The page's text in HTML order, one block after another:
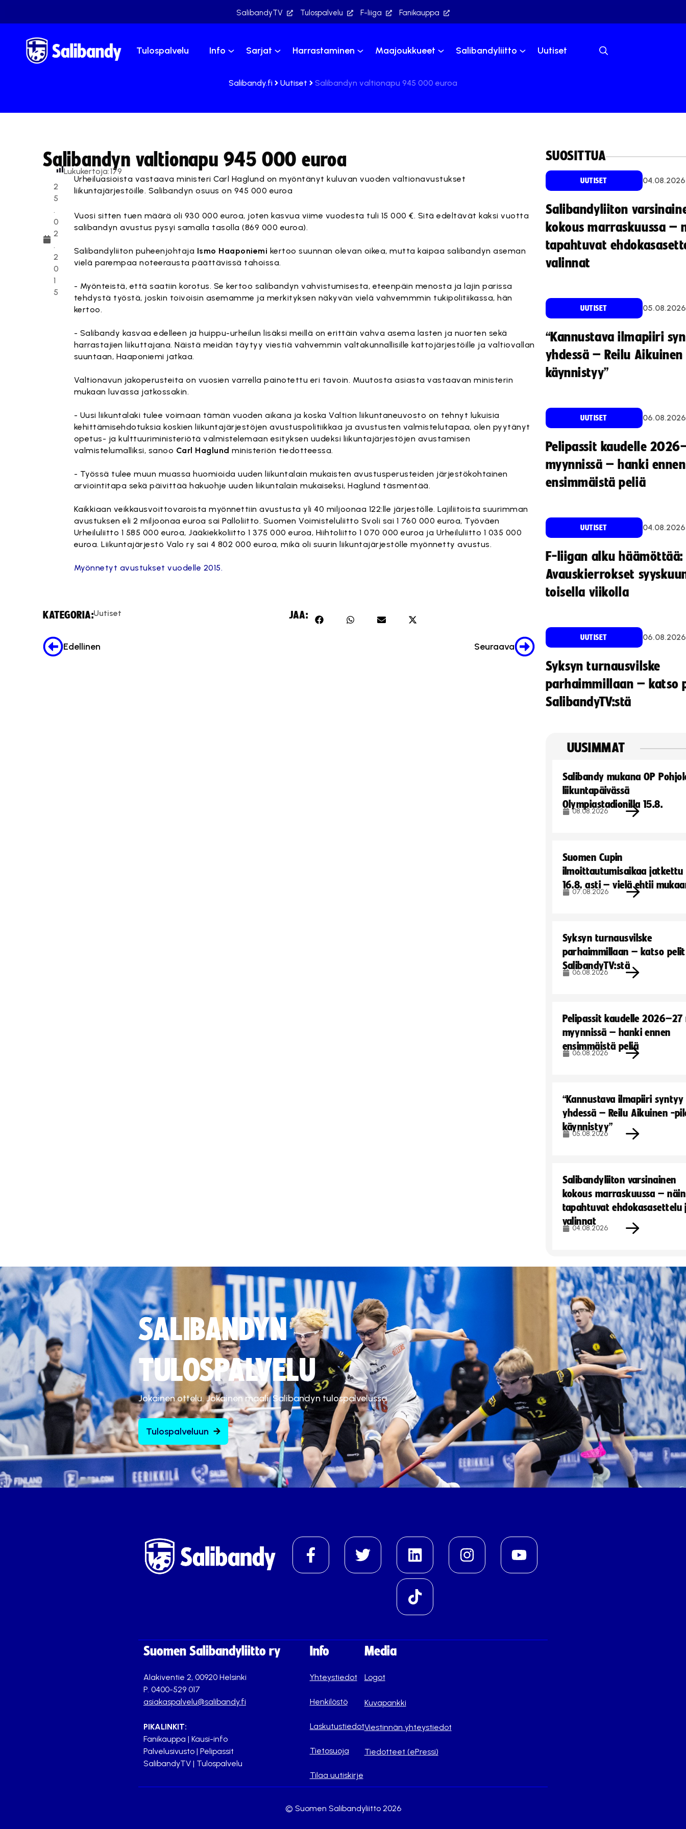
SalibandyTV Tulospalvelu F-liiga Fanikauppa
Tulospalvelu Info Sarjat Harrastaminen Maajoukkueet Salibandyliitto Uutiset
Salibandy.fi Uutiset Salibandyn valtionapu 945 000 euroa
Salibandyn valtionapu 945 000 euroa
2
5
.
0
2
.
2
0
1
5
Lukukertoja:179
Urheiluasioista vastaava ministeri Carl Haglund on myöntänyt kuluvan vuoden valtionavustukset
liikuntajärjestöille. Salibandyn osuus on 945 000 euroa
Vuosi sitten tuen määrä oli 930 000 euroa, joten kasvua viime vuodesta tuli 15 000 €. Sitä edeltävät kaksi vuotta
salibandyn avustus pysyi samalla tasolla (869 000 euroa).
Salibandyliiton puheenjohtaja Ismo Haaponiemi kertoo suunnan olevan oikea, mutta kaipaa salibandyn aseman
vielä parempaa noteerausta päättävissä tahoissa.
- Myönteistä, että saatiin korotus. Se kertoo salibandyn vahvistumisesta, eteenpäin menosta ja lajin parissa
tehdystä työstä, joskin toivoisin asemamme ja merkityksen näkyvän vielä vahvemmmin tukipolitiikassa, hän
kertoo.
- Salibandy kasvaa edelleen ja huippu-urheilun lisäksi meillä on erittäin vahva asema lasten ja nuorten sekä
harrastajien liikuttajana. Näistä meidän täytyy viestiä vahvemmin valtakunnallisille kattojärjestöille ja valtiovallan
suuntaan, Haaponiemi jatkaa.
Valtionavun jakoperusteita on vuosien varrella painotettu eri tavoin. Muutosta asiasta vastaavan ministerin
mukaan luvassa jatkossakin.
- Uusi liikuntalaki tulee voimaan tämän vuoden aikana ja koska Valtion liikuntaneuvosto on tehnyt lukuisia
kehittämisehdotuksia koskien liikuntajärjestöjen avustuspolitiikkaa ja avustusten valmistelutapaa, olen pyytänyt
opetus- ja kulttuuriministeriötä valmistelemaan esityksen uudeksi liikuntajärjestöjen avustamisen
valmistelumalliksi, sanoo Carl Haglund ministeriön tiedotteessa.
- Työssä tulee muun muassa huomioida uuden liikuntalain mukaisten avustusperusteiden järjestökohtainen
arviointitapa sekä päivittää hakuohje uuden liikuntalain mukaiseksi, Haglund täsmentää.
Kaikkiaan veikkausvoittovaroista myönnettiin avustusta yli 40 miljoonaa 122:lle järjestölle. Lajiliitoista suurimman
avustuksen eli 2 miljoonaa euroa sai Palloliitto. Suomen Voimisteluliitto Svoli sai 1 760 000 euroa, Työväen
Urheiluliitto 1 585 000 euroa, Jääkiekkoliitto 1 375 000 euroa, Hiihtoliitto 1 070 000 euroa ja Urheiluliitto 1 035 000
euroa. Liikuntajärjestö Valo ry sai 4 802 000 euroa, mikä oli suurin liikuntajärjestölle myönnetty avustus.
Myönnetyt avustukset vuodelle 2015.
KATEGORIA:Uutiset JAA:
Edellinen Seuraava
SUOSITTUA
UUTISET 04.08.2026
Salibandyliiton
kokous marraskuussa –
tapahtuvat
valinnat
UUTISET 05.08.2026
“Kannustava ilmapiiri
yhdessä – Reilu
käynnistyy”
UUTISET 06.08.2026
Pelipassit kaudelle
myynnissä – hanki ennen
ensimmäistä peliä
UUTISET 04.08.2026
F-liigan alku häämöttää:
Avauskierrokset
toisella viikolla
UUTISET 06.08.2026
Syksyn turnausvilske
parhaimmillaan – katso
SalibandyTV:stä
UUSIMMAT
Salibandy mukana OP
liikuntapäivässä
Olympiastadionilla 15.8.
08.08.2026
Suomen Cupin
ilmoittautumisaikaa jatkettu
16.8. asti – vielä ehtii
07.08.2026
Syksyn turnausvilske
parhaimmillaan – katso pelit
SalibandyTV:stä
06.08.2026
Pelipassit kaudelle
myynnissä – hanki ennen
ensimmäistä peliä
06.08.2026
“Kannustava ilmapiiri syntyy
yhdessä – Reilu Aikuinen -
käynnistyy”
05.08.2026
Salibandyliiton varsinainen
kokous marraskuussa – näin
tapahtuvat ehdokasasettelu
valinnat
04.08.2026
SALIBANDYN
TULOSPALVELU
Jokainen ottelu. Jokainen maali. Salibandyn tulospalvelussa.
Tulospalveluun
Suomen Salibandyliitto ry
Alakiventie 2, 00920 Helsinki
P. 0400-529 017
asiakaspalvelu@salibandy.fi
PIKALINKIT:
Fanikauppa | Kausi-info
Palvelusivusto | Pelipassit
SalibandyTV | Tulospalvelu
Info
Yhteystiedot
Henkilöstö
Laskutustiedot
Tietosuoja
Tilaa uutiskirje
Media
Logot
Kuvapankki
Viestinnän yhteystiedot
Tiedotteet (ePressi)
© Suomen Salibandyliitto 2026